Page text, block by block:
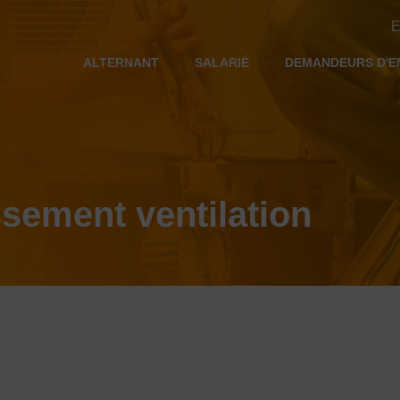
ALTERNANT SALARIÉ DEMANDEURS
ventilation